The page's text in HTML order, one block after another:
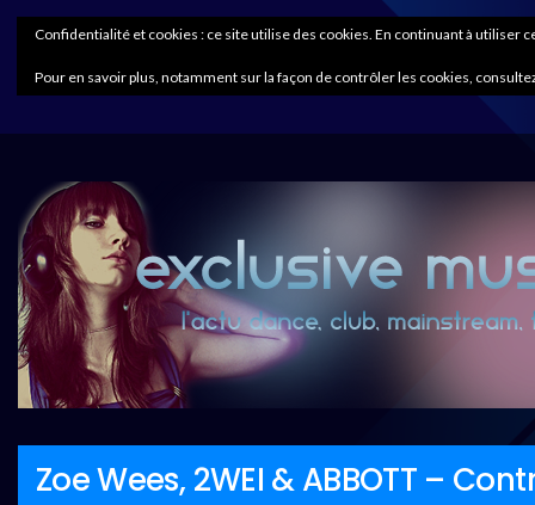
Zoe Wees, 2WEI & ABBOTT –
Confidentialité et cookies : ce site utilise des cookies. En continuant à utiliser
Pour en savoir plus, notamment sur la façon de contrôler les cookies,